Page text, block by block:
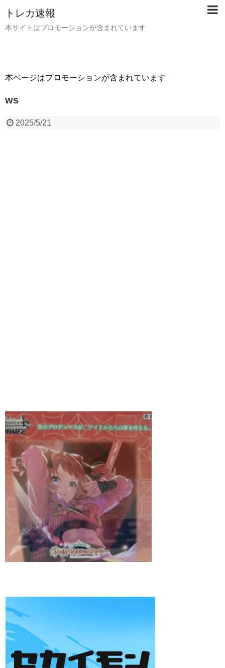
トレカ速報
本サイトはプロモーションが含まれています
本ページはプロモーションが含まれています
ws
2025/5/21